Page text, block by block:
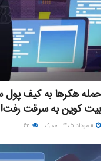
بیت کوین به سرقت رفت!